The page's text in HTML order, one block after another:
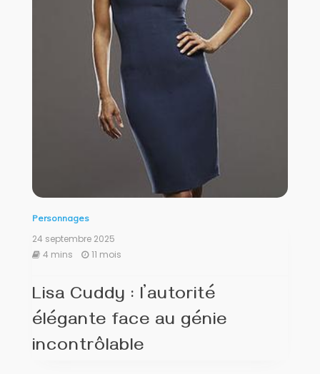
Personnages
24 septembre 2025
4 mins
11 mois
Lisa Cuddy : l’autorité
élégante face au génie
incontrôlable